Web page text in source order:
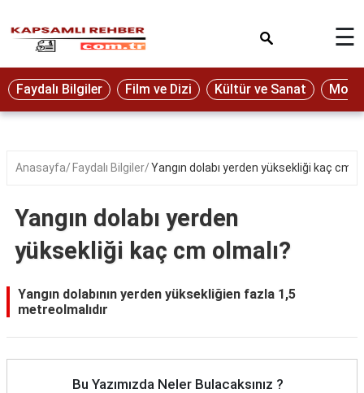
Eğitim
Ekonomi
Seyahat
Oyun
Yaşam
Hukuk
☰
Faydalı Bilgiler Film ve Dizi Kültür ve Sanat
Anasayfa Faydalı Bilgiler Yangın dolabı yerden yüksekliği kaç cm
Yangın dolabı yerden
yüksekliği kaç cm olmalı?
Yangın dolabının yerden yüksekliğien fazla 1,5
metreolmalıdır
Bu Yazımızda Neler Bulacaksınız ?